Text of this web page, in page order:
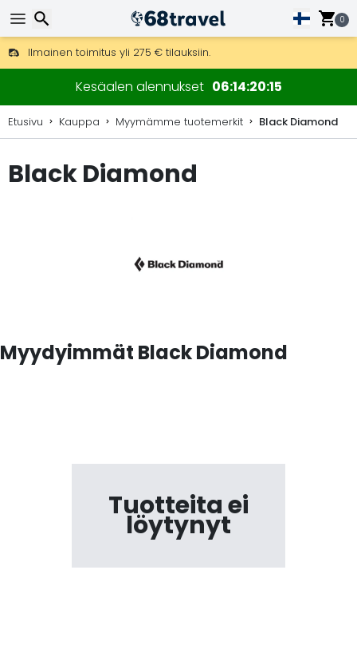
0
Ilmainen toimitus yli 275 € tilauksiin.
Mahdollisuus lähettää DHL Express -lähetyksenä (toimitus 24
30 päivää palautukseen, 90 päivää puukarttoihin ja koristeisiin.
Kesäalen alennukset 06142015
Etusivu Kauppa Myymämme tuotemerkit Black Diamond
Black Diamond
Myydyimmät Black Diamond
Tuotteita ei
löytynyt
Etsi